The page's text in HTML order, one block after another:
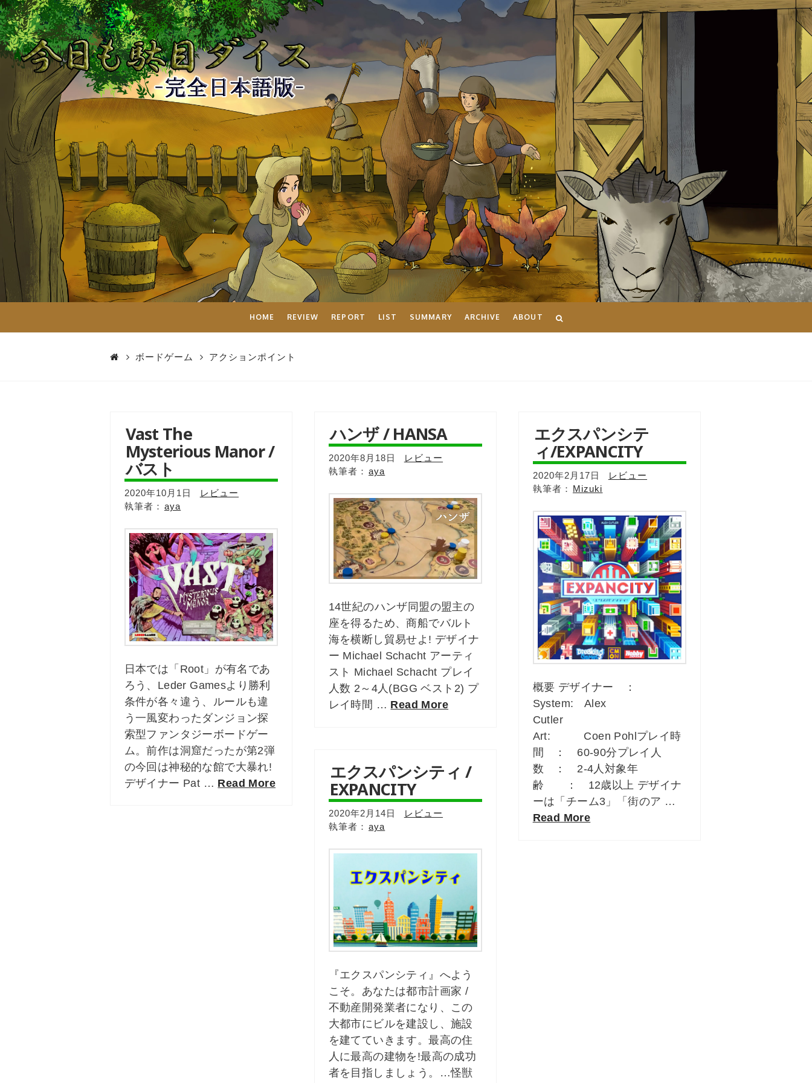
今
日
も
駄
目
ダ
イ
ス
HOME REVIEW REPORT LIST SUMMARY ARCHIVE ABOUT
ボードゲーム アクションポイント
Vast The
Mysterious Manor /
バスト
2020年10月1日
レビュー
aya
日本では「Root」が有名であ
ろう、Leder Gamesより勝利
条件が各々違う、ルールも違
う一風変わったダンジョン探
索型ファンタジーボードゲー
ム。前作は洞窟だったが第2弾
の今回は神秘的な館で大暴れ!
デザイナー Pat … Read More
ハンザ / HANSA
2020年8月18日
レビュー
aya
14世紀のハンザ同盟の盟主の
座を得るため、商船でバルト
海を横断し貿易せよ! デザイナ
ー Michael Schacht アーティ
スト Michael Schacht プレイ
人数 2～4人(BGG ベスト2) プ
レイ時間 … Read More
エクスパンシテ
ィ/EXPANCITY
2020年2月17日
レビュー
Mizuki
概要 デザイナー ：
System: Alex
Cutler
Art: Coen Pohlプレイ時
間 ： 60-90分プレイ人
数 ： 2-4人対象年
齢 ： 12歳以上 デザイナ
ーは「チーム3」「街のア …
Read More
エクスパンシティ /
EXPANCITY
2020年2月14日
レビュー
aya
『エクスパンシティ』へよう
こそ。あなたは都市計画家 /
不動産開発業者になり、この
大都市にビルを建設し、施設
を建てていきます。最高の住
人に最高の建物を!最高の成功
者を目指しましょう。…怪獣